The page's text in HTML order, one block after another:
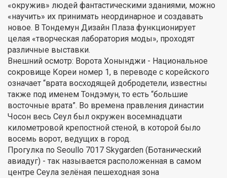
«окружив» людей фантастическими зданиями, можно
«научить» их принимать неординарное и создавать
новое. В Тондемун Дизайн Плаза функционирует
целая «творческая лаборатория моды», проходят
различные выставки.
Внешний осмотр: Ворота Хонынджи - Национальное
сокровище Кореи номер 1, в переводе с корейского
означает “врата восходящей добродетели, известны
также под именем Тондэмун, то есть “большие
восточные врата”. Во времена правления династии
Чосон весь Сеул был окружен восемнадцати
километровой крепостной стеной, в которой было
восемь ворот, ведущих в город.
Прогулка по Seoullo 7017 Skygarden (Ботанический
авиадуг) - так называется расположенная в самом
центре Сеула зелёная пешеходная зона